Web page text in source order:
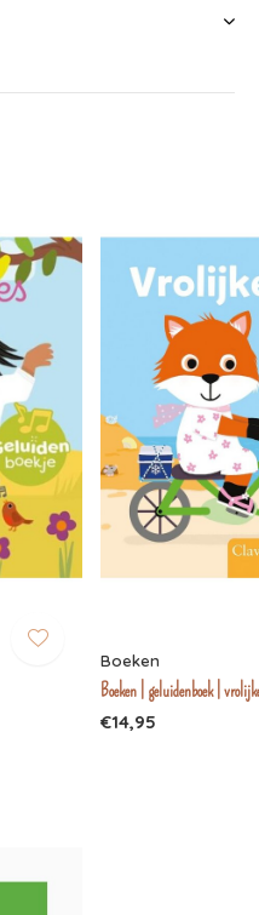
Boeken
Boeken | geluidenboek |
€14,95